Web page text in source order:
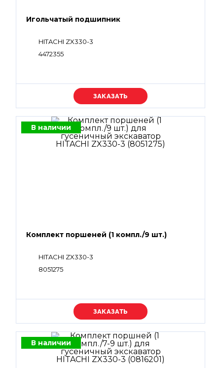
Игольчатый подшипник
HITACHI ZX330-3
4472355
Уточняйте цену
В наличии
Комплект поршеней (1 компл./9 шт.)
HITACHI ZX330-3
8051275
Уточняйте цену
В наличии